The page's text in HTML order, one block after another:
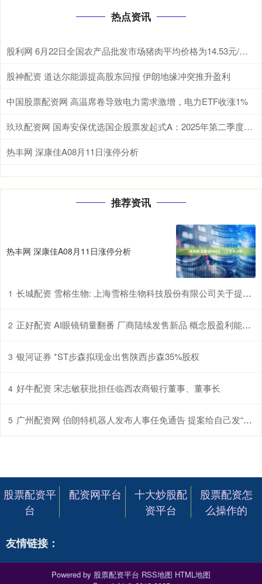
热点资讯
股利网 6月22日全国农产品批发市场猪肉平均价格为14.53元/公斤 比节前下降0.8%
股神配资 道达尔能源提高股东回报 伊朗地缘冲突推升盈利
中国股票配资网 高温席卷导致电力需求激增，电力ETF收涨1%
玖玖配资网 国寿安保优选国企股票发起式A：2025年第二季度利润2449万元 净值增长率187%
热丰网 深康佳A08月11日涨停分析
推荐资讯
热丰网 深康佳A08月11日涨停分析
1 长城配资 雪榕生物: 上海雪榕生物科技股份有限公司关于提前赎回雪榕转债的公告
2 正好配资 AI眼镜销量翻番 厂商陆续发售新品 概念股盈利能力上升（附股）
3 银河证券 *ST步森拟现金出售陕西步森35%股权
4 好牛配资 宋志敏获批担任临西农商银行董事、董事长
5 广州配资网 伯朗特机器人发布人事任免通告 提案给自己发“200万月薪”的老总被罢免
股票配资平
台
配资网平台
十大炒股配
资平台
股票配资怎
么操作的
友情链接：
Powered by 股票配资平台 RSS地图 HTML地图